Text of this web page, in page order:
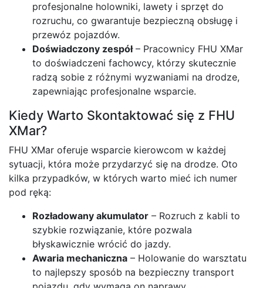
profesjonalne holowniki, lawety i sprzęt do
rozruchu, co gwarantuje bezpieczną obsługę i
przewóz pojazdów.
Doświadczony zespół– Pracownicy FHU XMar
to doświadczeni fachowcy, którzy skutecznie
radzą sobie z różnymi wyzwaniami na drodze,
zapewniając profesjonalne wsparcie.
Kiedy Warto Skontaktować się z FHU
XMar?
FHU XMar oferuje wsparcie kierowcom w każdej
sytuacji, która może przydarzyć się na drodze. Oto
kilka przypadków, w których warto mieć ich numer
pod ręką:
Rozładowany akumulator – Rozruch z kabli to
szybkie rozwiązanie, które pozwala
błyskawicznie wrócić do jazdy.
Awaria mechaniczna – Holowanie do warsztatu
to najlepszy sposób na bezpieczny transport